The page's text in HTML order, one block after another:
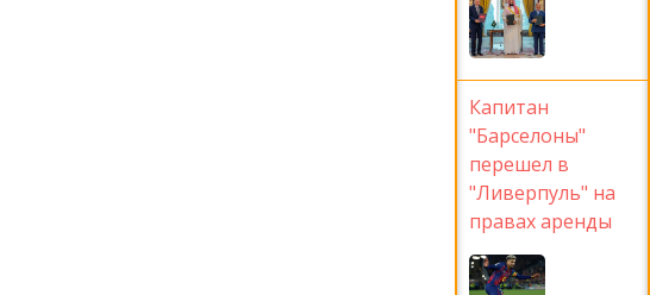
Капитан
"Барселоны"
перешел в
"Ливерпуль" на
правах аренды